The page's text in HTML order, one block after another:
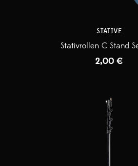
STATIVE
Stativrollen C Stand
2,00 €